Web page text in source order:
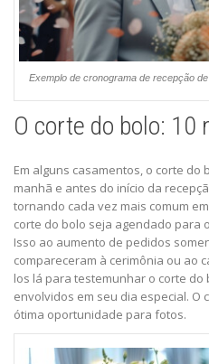
Exemplo de cronograma de recepção
O corte do bolo: 10
Em alguns casamentos, o corte
manhã e antes do início da
tornando cada vez mais comum
corte do bolo seja agendado para
Isso ao aumento de pedidos
compareceram à cerimônia ou ao
los lá para testemunhar o corte
envolvidos em seu dia especial. O
ótima oportunidade para fotos.